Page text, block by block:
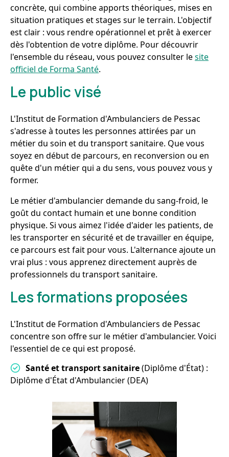
concrète, qui combine apports théoriques, mises en
situation pratiques et stages sur le terrain. L'objectif
est clair : vous rendre opérationnel et prêt à exercer
dès l'obtention de votre diplôme. Pour découvrir
l'ensemble du réseau, vous pouvez consulter lesite
officiel de Forma Santé.
Le public visé
L'Institut de Formation d'Ambulanciers de Pessac
s'adresse à toutes les personnes attirées par un
métier du soin et du transport sanitaire. Que vous
soyez en début de parcours, en reconversion ou en
quête d'un métier qui a du sens, vous pouvez vous y
former.
Le métier d'ambulancier demande du sang-froid, le
goût du contact humain et une bonne condition
physique. Si vous aimez l'idée d'aider les patients, de
les transporter en sécurité et de travailler en équipe,
ce parcours est fait pour vous. L'alternance ajoute un
vrai plus : vous apprenez directement auprès de
professionnels du transport sanitaire.
Les formations proposées
L'Institut de Formation d'Ambulanciers de Pessac
concentre son offre sur le métier d'ambulancier. Voici
l'essentiel de ce qui est proposé.
Santé et transport sanitaire(Diplôme d'État) :
Diplôme d'État d'Ambulancier (DEA)